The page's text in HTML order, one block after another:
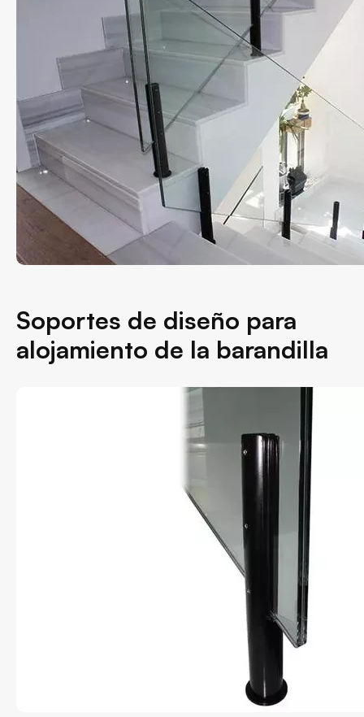
Soportes de diseño para
alojamiento de la barandilla